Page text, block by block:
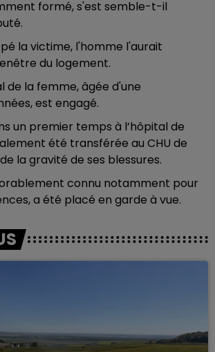
formé, s'est semble-t-il
la victime, l'homme l'aurait
du logement.
de la femme, âgée d'une
est engagé.
un premier temps à l’hôpital de
été transférée au CHU de
la gravité de ses blessures.
connu notamment pour
a été placé en garde à vue.